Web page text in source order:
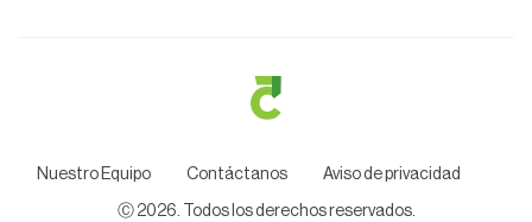
Nuestro Equipo Contáctanos Aviso de privacidad
Ⓒ 2026. Todos los derechos reservados.